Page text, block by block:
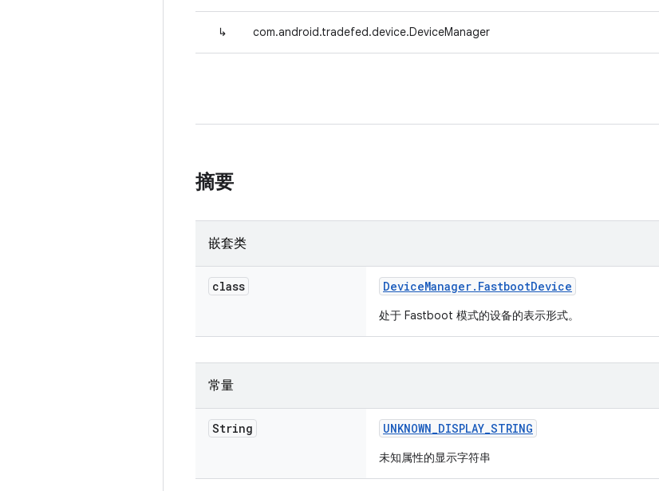
↳ com.android.tradefed.device.DeviceManager
摘要
嵌套类
class DeviceManager. FastbootDevice
处于 Fastboot 模式的设备的表示形式。
常量
String UNKNOWN_DISPLAY_STRING
未知属性的显示字符串